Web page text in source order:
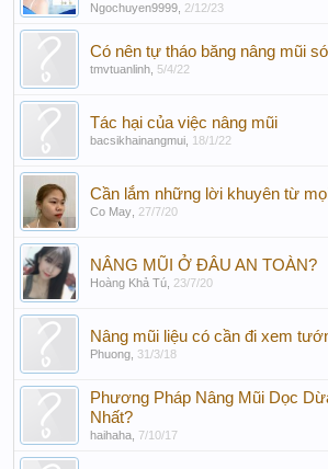
Ngochuyen9999 2/12/23
Có nên tự tháo băng nâng mũi
tmvtuanlinh 5/4/22
Tác hại của việc nâng mũi
bacsikhainangmui 18/1/22
Cần lắm những lời khuyên từ
Co May 27/7/20
NÂNG MŨI Ở ĐÂU AN TOÀN?
Hoàng Khả Tú 23/7/20
Nâng mũi liệu có cần đi xem
Phuong 31/3/18
Phương Pháp Nâng Mũi Dọc
Nhất?
haihaha 7/10/17